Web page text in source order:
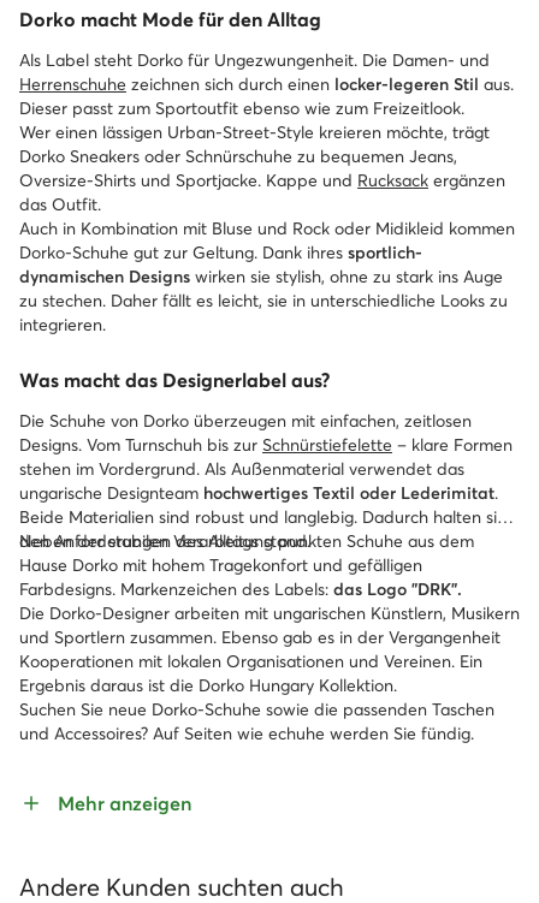
Dorko macht Mode für den Alltag
Als Label steht Dorko für Ungezwungenheit. Die Damen- und
Herrenschuhe zeichnen sich durch einen locker-legeren Stil aus.
Dieser passt zum Sportoutfit ebenso wie zum Freizeitlook.
Wer einen lässigen Urban-Street-Style kreieren möchte, trägt
Dorko Sneakers oder Schnürschuhe zu bequemen Jeans,
Oversize-Shirts und Sportjacke. Kappe und Rucksack ergänzen
das Outfit.
Auch in Kombination mit Bluse und Rock oder Midikleid kommen
Dorko-Schuhe gut zur Geltung. Dank ihres sportlich-
dynamischen Designs wirken sie stylish, ohne zu stark ins Auge
zu stechen. Daher fällt es leicht, sie in unterschiedliche Looks zu
integrieren.
Was macht das Designerlabel aus?
Die Schuhe von Dorko überzeugen mit einfachen, zeitlosen
Designs. Vom Turnschuh bis zur Schnürstiefelette – klare Formen
stehen im Vordergrund. Als Außenmaterial verwendet das
ungarische Designteam hochwertiges Textil oder Lederimitat.
Beide Materialien sind robust und langlebig. Dadurch halten sie
den Anforderungen des Alltags stand.
Neben der stabilen Verarbeitung punkten Schuhe aus dem
Hause Dorko mit hohem Tragekonfort und gefälligen
Farbdesigns. Markenzeichen des Labels: das Logo "DRK".
Die Dorko-Designer arbeiten mit ungarischen Künstlern, Musikern
und Sportlern zusammen. Ebenso gab es in der Vergangenheit
Kooperationen mit lokalen Organisationen und Vereinen. Ein
Ergebnis daraus ist die Dorko Hungary Kollektion.
Suchen Sie neue Dorko-Schuhe sowie die passenden Taschen
und Accessoires? Auf Seiten wie echuhe werden Sie fündig.
Mehr anzeigen
Andere Kunden suchten auch